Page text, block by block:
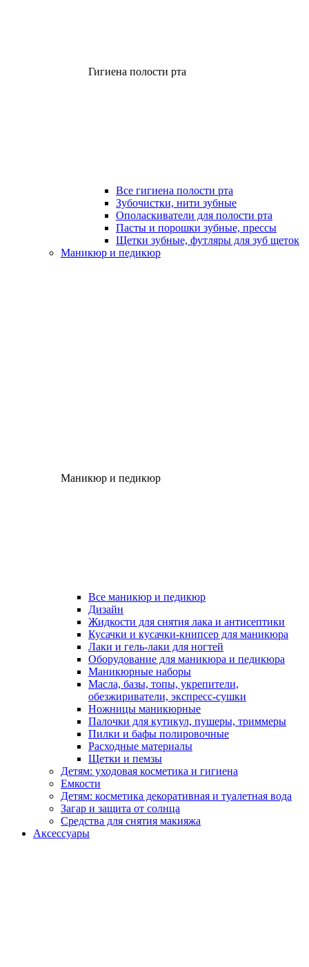
Гигиена полости рта
Все гигиена полости рта
Зубочистки, нити зубные
Ополаскиватели для полости рта
Пасты и порошки зубные, прессы
Щетки зубные, футляры для зуб щеток
Маникюр и педикюр
Маникюр и педикюр
Все маникюр и педикюр
Дизайн
Жидкости для снятия лака и антисептики
Кусачки и кусачки-книпсер для маникюра
Лаки и гель-лаки для ногтей
Оборудование для маникюра и педикюра
Маникюрные наборы
Масла, базы, топы, укрепители,
обезжириватели, экспресс-сушки
Ножницы маникюрные
Палочки для кутикул, пушеры, триммеры
Пилки и бафы полировочные
Расходные материалы
Щетки и пемзы
Детям: уходовая косметика и гигиена
Емкости
Детям: косметика декоративная и туалетная вода
Загар и защита от солнца
Средства для снятия макияжа
Аксессуары